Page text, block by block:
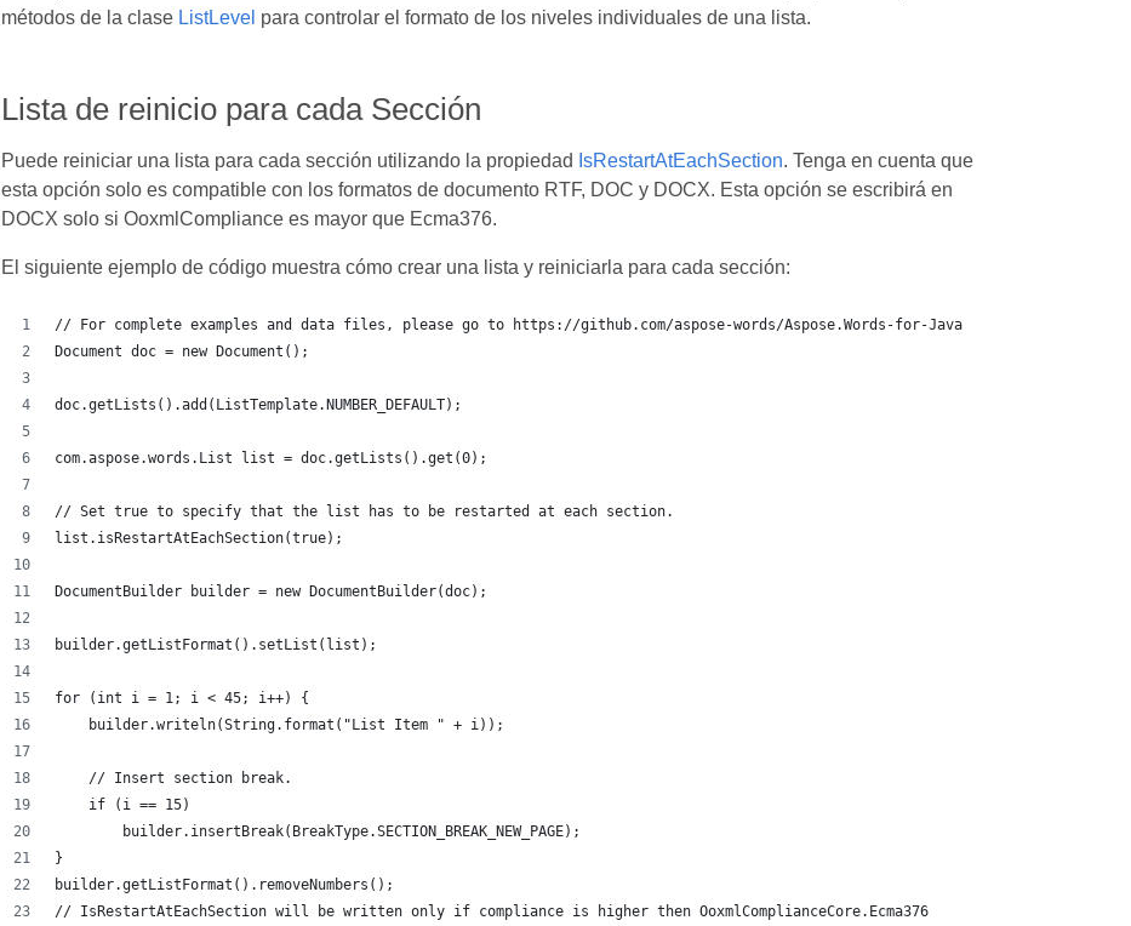
métodos de la clase ListLevel para controlar el formato de los niveles individuales de una lista.
Lista de reinicio para cada Sección
Puede reiniciar una lista para cada sección utilizando la propiedad IsRestartAtEachSection. Tenga en cuenta que
esta opción solo es compatible con los formatos de documento RTF, DOC y DOCX. Esta opción se escribirá en
DOCX solo si OoxmlCompliance es mayor que Ecma376.
El siguiente ejemplo de código muestra cómo crear una lista y reiniciarla para cada sección:
// For complete examples and data files, please go to https://github.com/aspose-words/Aspose.Words-for-Java
Document doc = new Document();
doc.getLists().add(ListTemplate.NUMBER_DEFAULT);
com.aspose.words.List list = doc.getLists().get(0);
// Set true to specify that the list has to be restarted at each section.
list.isRestartAtEachSection(true);
DocumentBuilder builder = new DocumentBuilder(doc);
builder.getListFormat().setList(list);
for (int i = 1; i < 45; i++) {
    builder.writeln(String.format("List Item " + i));
    // Insert section break.
    if (i == 15)
        builder.insertBreak(BreakType.SECTION_BREAK_NEW_PAGE);
}
builder.getListFormat().removeNumbers();
// IsRestartAtEachSection will be written only if compliance is higher then OoxmlComplianceCore.Ecma376